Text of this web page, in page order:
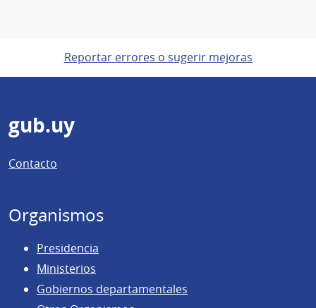
Reportar errores o sugerir mejoras
Pie
de
página
gub.uy
Contacto
Organismos
Presidencia
Ministerios
Gobiernos departamentales